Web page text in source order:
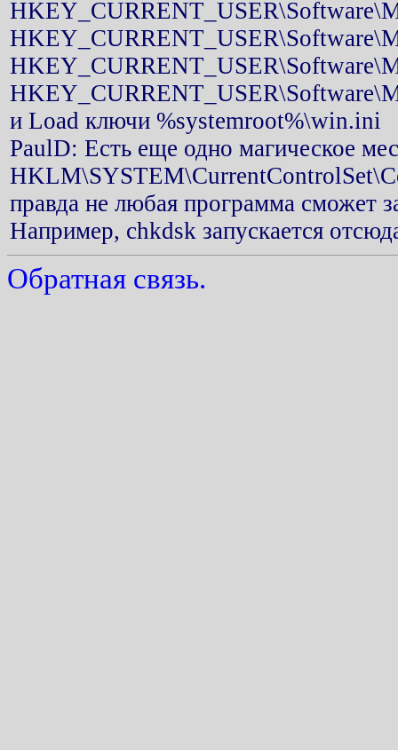
и Load ключи %systemroot%\win.ini
PaulD: Есть еще одно магическое
правда не любая программа сможет
Например, chkdsk запускается
Обратная связь.